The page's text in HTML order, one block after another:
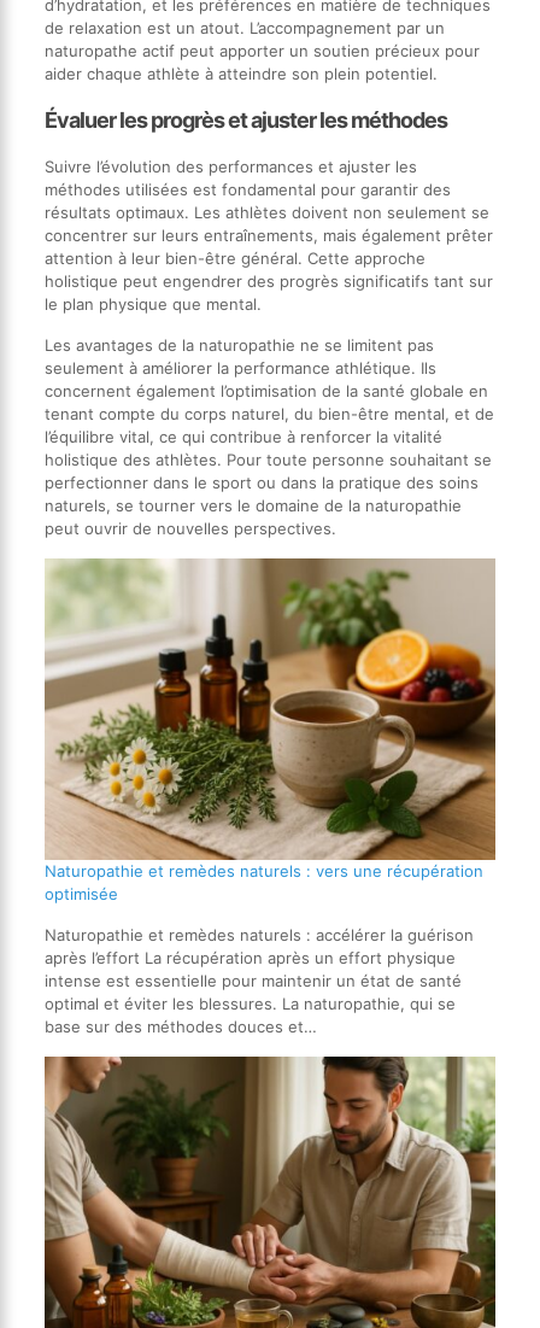
d’hydratation, et les préférences en matière de techniques
de relaxation est un atout. L’accompagnement par un
naturopathe actif peut apporter un soutien précieux pour
aider chaque athlète à atteindre son plein potentiel.
Évaluer les progrès et ajuster les méthodes
Suivre l’évolution des performances et ajuster les
méthodes utilisées est fondamental pour garantir des
résultats optimaux. Les athlètes doivent non seulement se
concentrer sur leurs entraînements, mais également prêter
attention à leur bien-être général. Cette approche
holistique peut engendrer des progrès significatifs tant sur
le plan physique que mental.
Les avantages de la naturopathie ne se limitent pas
seulement à améliorer la performance athlétique. Ils
concernent également l’optimisation de la santé globale en
tenant compte du corps naturel, du bien-être mental, et de
l’équilibre vital, ce qui contribue à renforcer la vitalité
holistique des athlètes. Pour toute personne souhaitant se
perfectionner dans le sport ou dans la pratique des soins
naturels, se tourner vers le domaine de la naturopathie
peut ouvrir de nouvelles perspectives.
Naturopathie et remèdes naturels : vers une récupération
optimisée
Naturopathie et remèdes naturels : accélérer la guérison
après l’effort La récupération après un effort physique
intense est essentielle pour maintenir un état de santé
optimal et éviter les blessures. La naturopathie, qui se
base sur des méthodes douces et…